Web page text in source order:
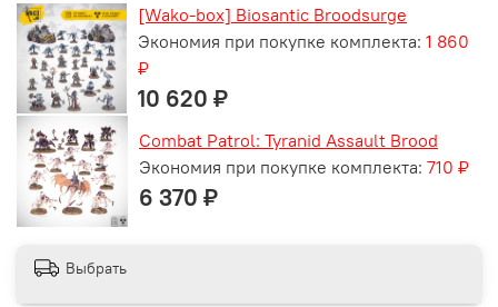
Выбрать
[Wako-box] Biosantic Broodsurge
Экономия при покупке комплекта: 1 860
₽
10 620 ₽
Combat Patrol: Tyranid Assault Brood
Экономия при покупке комплекта: 710 ₽
6 370 ₽